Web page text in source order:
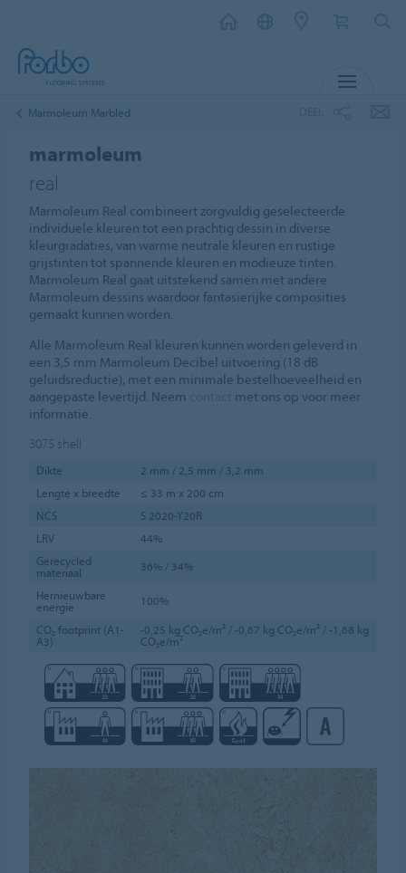
Marmoleum Marbled
marmoleum
real
Marmoleum Real combineert zorgvuldig geselecteerde
individuele kleuren tot een prachtig dessin in diverse
kleurgradaties, van warme neutrale kleuren en rustige
grijstinten tot spannende kleuren en modieuze tinten.
Marmoleum Real gaat uitstekend samen met andere
Marmoleum dessins waardoor fantasierijke composities
gemaakt kunnen worden.
Alle Marmoleum Real kleuren kunnen worden geleverd in
een 3,5 mm Marmoleum Decibel uitvoering (18 dB
geluidsreductie), met een minimale bestelhoeveelheid en
aangepaste levertijd. Neem
met ons op voor meer
informatie.
3075 shell
Dikte
2 mm / 2,5 mm / 3,2 mm
Lengte x breedte
≤ 33 m x 200 cm
NCS
S 2020-Y20R
LRV
44%
Gerecycled
materiaal
36% / 34%
Hernieuwbare
energie
100%
CO₂ footprint (A1-
A3)
-0,25 kg CO₂e/m² / -0,67 kg CO₂e/m² / -1,68 kg
CO₂e/m²